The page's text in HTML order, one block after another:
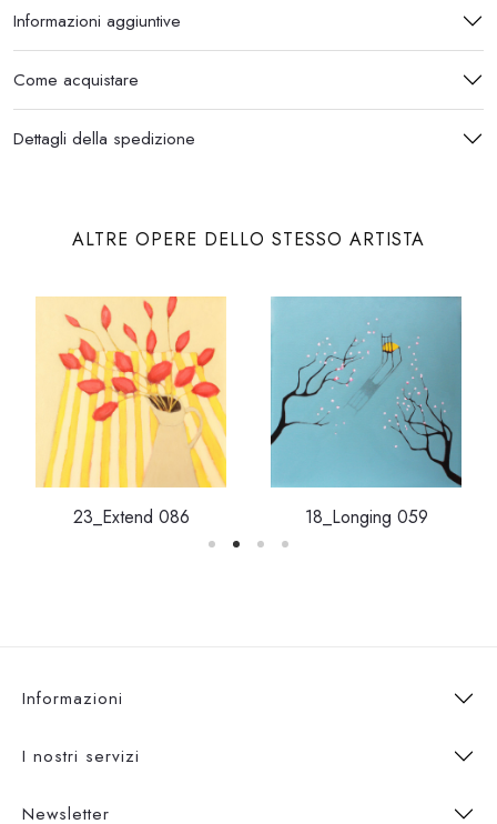
Informazioni aggiuntive
Come acquistare
Dettagli della spedizione
ALTRE OPERE DELLO STESSO ARTISTA
23_Extend 086 18_Longing 059
Informazioni
I nostri servizi
Newsletter